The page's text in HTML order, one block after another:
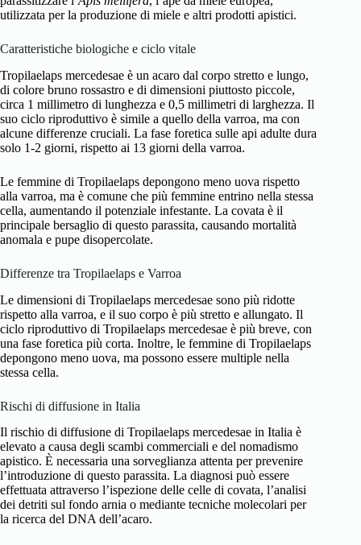
utilizzata per la produzione di miele e altri prodotti apistici.
Caratteristiche biologiche e ciclo vitale
Tropilaelaps mercedesae è un acaro dal corpo stretto e lungo,
di colore bruno rossastro e di dimensioni piuttosto piccole,
circa 1 millimetro di lunghezza e 0,5 millimetri di larghezza. Il
suo ciclo riproduttivo è simile a quello della varroa, ma con
alcune differenze cruciali. La fase foretica sulle api adulte dura
solo 1-2 giorni, rispetto ai 13 giorni della varroa.
Le femmine di Tropilaelaps depongono meno uova rispetto
alla varroa, ma è comune che più femmine entrino nella stessa
cella, aumentando il potenziale infestante. La covata è il
principale bersaglio di questo parassita, causando mortalità
anomala e pupe disopercolate.
Differenze tra Tropilaelaps e Varroa
Le dimensioni di Tropilaelaps mercedesae sono più ridotte
rispetto alla varroa, e il suo corpo è più stretto e allungato. Il
ciclo riproduttivo di Tropilaelaps mercedesae è più breve, con
una fase foretica più corta. Inoltre, le femmine di Tropilaelaps
depongono meno uova, ma possono essere multiple nella
stessa cella.
Rischi di diffusione in Italia
Il rischio di diffusione di Tropilaelaps mercedesae in Italia è
elevato a causa degli scambi commerciali e del nomadismo
apistico. È necessaria una sorveglianza attenta per prevenire
l’introduzione di questo parassita. La diagnosi può essere
effettuata attraverso l’ispezione delle celle di covata, l’analisi
dei detriti sul fondo arnia o mediante tecniche molecolari per
la ricerca del DNA dell’acaro.